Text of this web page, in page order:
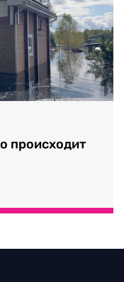
происходит